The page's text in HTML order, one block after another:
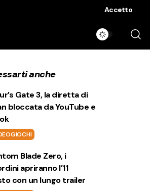
Accetto
anche
Gate 3, la diretta di
bloccata da YouTube e
Blade Zero, i
apriranno l’11
con un lungo trailer